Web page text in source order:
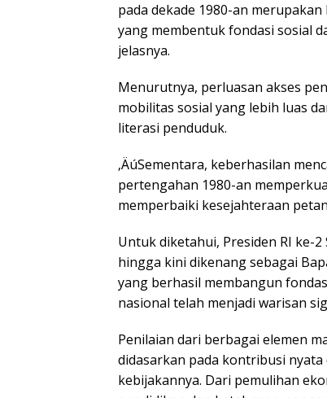
pada dekade 1980-an
yang membentuk fondasi sosial
jelasnya.
Menurutnya, perluasan akses
mobilitas sosial yang lebih luas
literasi penduduk.
‚ÄúSementara, keberhasilan
pertengahan 1980-an
memperbaiki kesejahteraan
Untuk diketahui, Presiden RI ke-
hingga kini dikenang sebagai
yang berhasil membangun
nasional telah menjadi warisan
Penilaian dari berbagai elemen
didasarkan pada kontribusi
kebijakannya. Dari pemulihan